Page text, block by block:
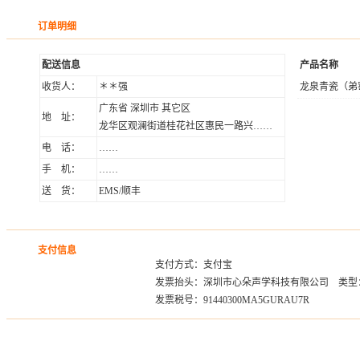
订单明细
配送信息
收货人：
＊＊强
地 址：
广东省 深圳市 其它区
龙华区观澜街道桂花社区惠民一路兴……
电 话：
……
手 机：
……
送 货：
EMS/顺丰
产品名称
龙泉青瓷（弟
支付信息
支付方式：支付宝
发票抬头：深圳市心朵声学科技有限公司 类型
发票税号：91440300MA5GURAU7R